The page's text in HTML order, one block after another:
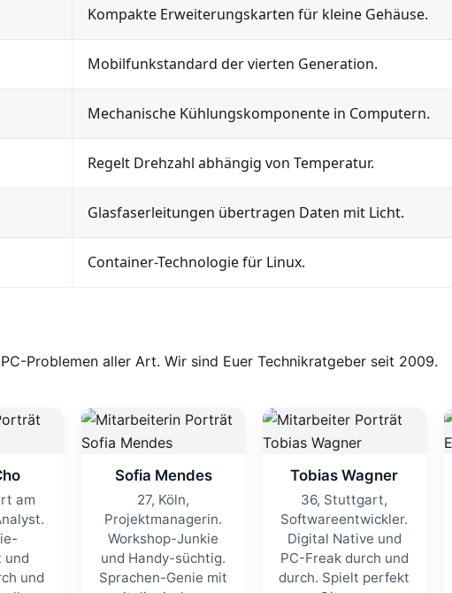
Kompakte Erweiterungskarten für kleine Gehäuse.
Mobilfunkstandard der vierten Generation.
Mechanische Kühlungskomponente in Computern.
Regelt Drehzahl abhängig von Temperatur.
Glasfaserleitungen übertragen Daten mit Licht.
Container-Technologie für Linux.
Problemen aller Art. Wir sind Euer Technikratgeber seit 2009.
am
und
und
Sofia Mendes
27, Köln,
Projektmanagerin.
Workshop-Junkie
und Handy-süchtig.
Sprachen-Genie mit
Tobias Wagner
36, Stuttgart,
Softwareentwickler.
Digital Native und
PC-Freak durch und
durch. Spielt perfekt